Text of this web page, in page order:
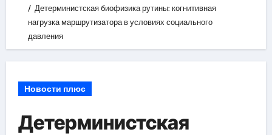
Детерминистская биофизика рутины: когнитивная
нагрузка маршрутизатора в условиях социального
давления
Новости плюс
Детерминистская